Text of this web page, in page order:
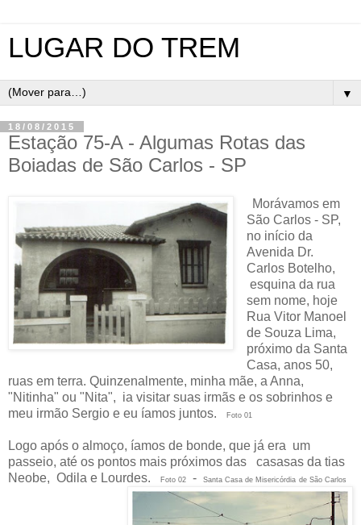
LUGAR DO TREM
▼
18/08/2015
Estação 75-A - Algumas Rotas das
Boiadas de São Carlos - SP
Morávamos em
São Carlos - SP,
no início da
Avenida Dr.
Carlos Botelho,
esquina da rua
sem nome, hoje
Rua Vitor Manoel
de Souza Lima,
próximo da Santa
Casa, anos 50,
ruas em terra. Quinzenalmente, minha mãe, a Anna,
"Nitinha" ou "Nita", ia visitar suas irmãs e os sobrinhos e
meu irmão Sergio e eu íamos juntos.
Foto 01
Logo após o almoço, íamos de bonde, que já era um
passeio, até os pontos mais próximos das casasas da tias
Neobe, Odila e Lourdes.
Foto 02 - Santa Casa de Misericórdia de São Carlos